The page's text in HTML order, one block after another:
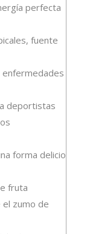
perfecta
fuente
enfermedades
deportistas
forma deliciosa
fruta
zumo de